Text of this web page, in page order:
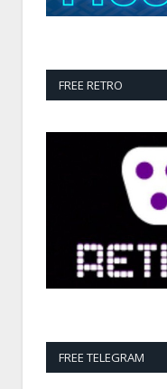
FREE RETRO
FREE TELEGRAM